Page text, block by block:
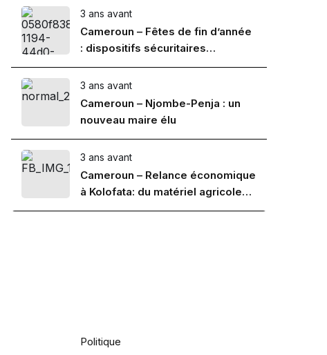
3 ans avant
Cameroun – Fêtes de fin d’année
: dispositifs sécuritaires
renforcés
3 ans avant
Cameroun – Njombe-Penja : un
nouveau maire élu
3 ans avant
Cameroun – Relance économique
à Kolofata: du matériel agricole
aux producteurs
Politique